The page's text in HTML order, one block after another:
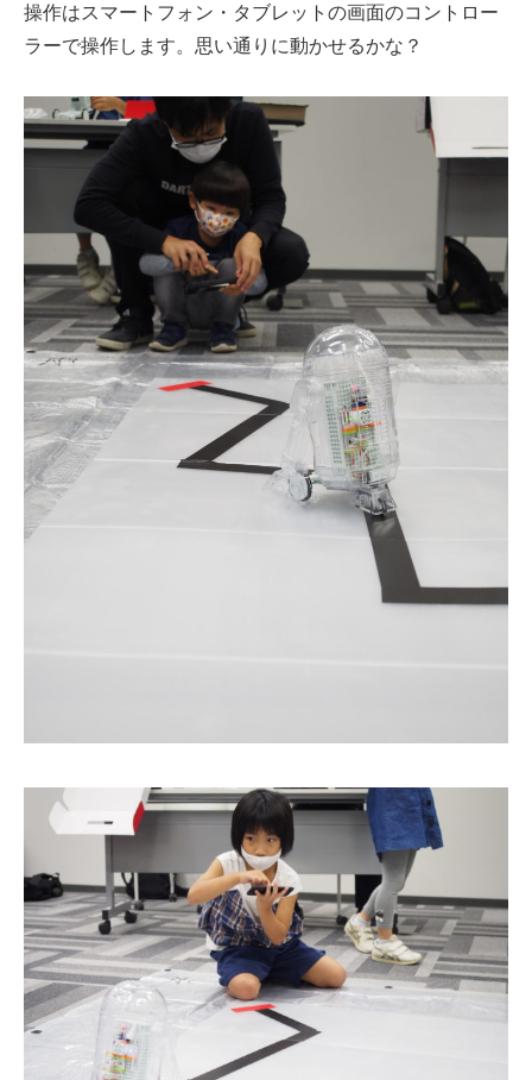
操作はスマートフォン・タブレットの画面のコントロー
ラーで操作します。思い通りに動かせるかな？